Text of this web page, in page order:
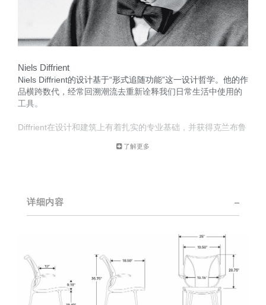
Niels Diffrient
Niels Diffrient的设计基于“形式追随功能”这一设计哲学。他的作
品横跨数代，经常回溯潮流去重新诠释我们日常生活中使用的
工具。
Diffrient在设计和建筑上有着扎实的专业基础，并获得克兰布鲁
的知识融入到自身实用性强、在美学上永不过时的设计中。
创作的作品到如今为Humanscale设计的作品，Diffrient富有远
年克莱斯勒设计奖。近年来，Diffrient主要集中精力在办公环境
的设计方面（特别是座椅类）。在座椅的设计上他已经取得多
项突破，包括用于座椅高度调节的气压缸和八向自动斜靠。
了解更多
详细内容